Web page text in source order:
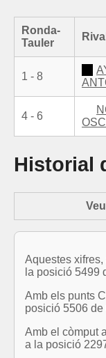
Ronda-
Tauler
Rival
1 - 8
4 - 6
Historial
Aquestes
la posició 5499
Amb els punts
posició 5506 de
Amb el còmput
a la posició